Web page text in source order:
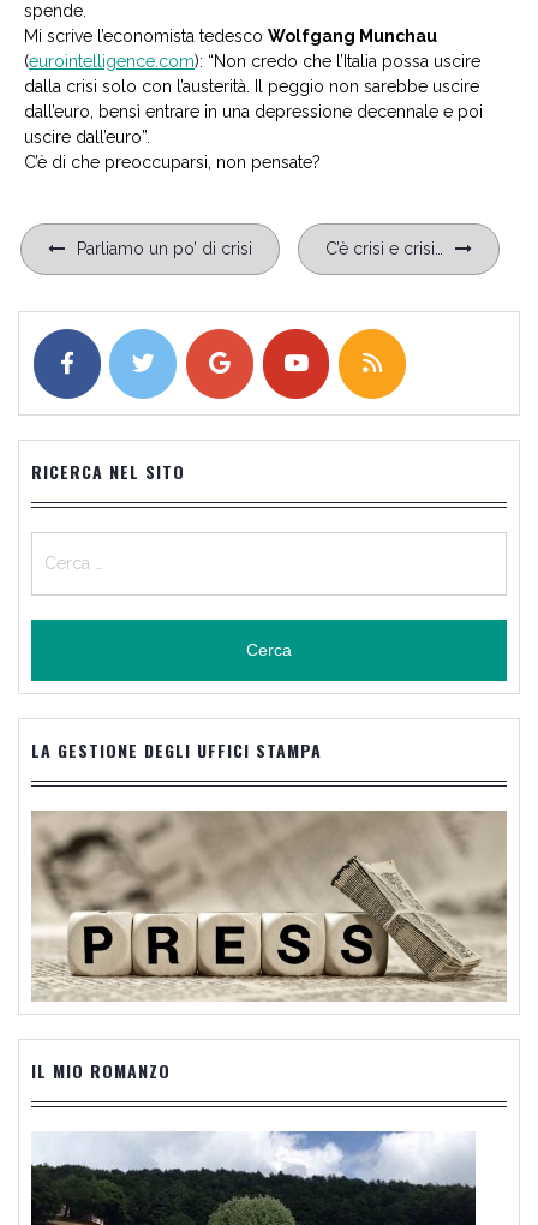
spende.
Mi scrive l’economista tedesco Wolfgang Munchau
(eurointelligence.com): “Non credo che l’Italia possa uscire
dalla crisi solo con l’austerità. Il peggio non sarebbe uscire
dall’euro, bensì entrare in una depressione decennale e poi
uscire dall’euro”.
C’è di che preoccuparsi, non pensate?
Navigazione
articoli
Parliamo un po’ di crisi C’è crisi e crisi…
RICERCA NEL SITO
per:
LA GESTIONE DEGLI UFFICI STAMPA
IL MIO ROMANZO